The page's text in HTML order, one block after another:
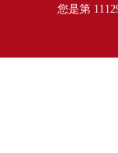
您是第